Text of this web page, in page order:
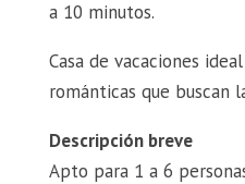
a 10 minutos.
Casa de vacaciones
románticas que buscan
Descripción breve
Apto para 1 a 6